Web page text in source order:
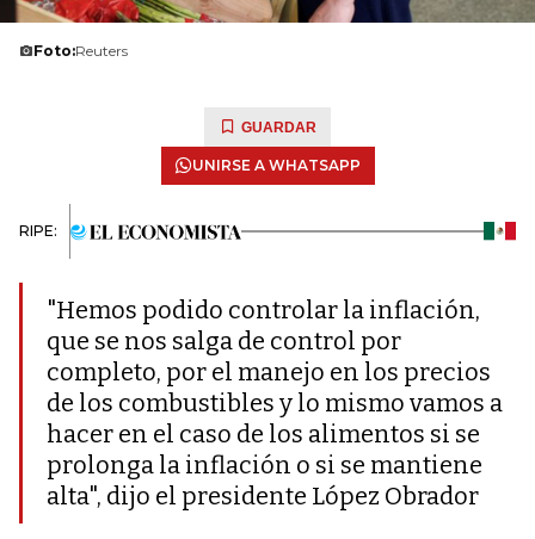
Foto:Reuters
GUARDAR
UNIRSE A WHATSAPP
RIPE:
"Hemos podido controlar la inflación,
que se nos salga de control por
completo, por el manejo en los precios
de los combustibles y lo mismo vamos a
hacer en el caso de los alimentos si se
prolonga la inflación o si se mantiene
alta", dijo el presidente López Obrador